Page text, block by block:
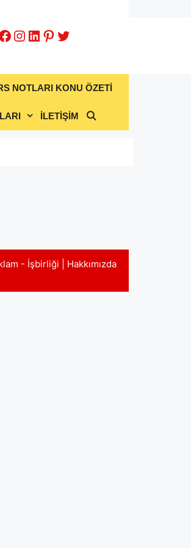
Instagram
LinkedIn
Pinterest
Twitter
NOTLARI KONU ÖZETİ
İLETİŞİM
- İşbirliği Hakkımızda